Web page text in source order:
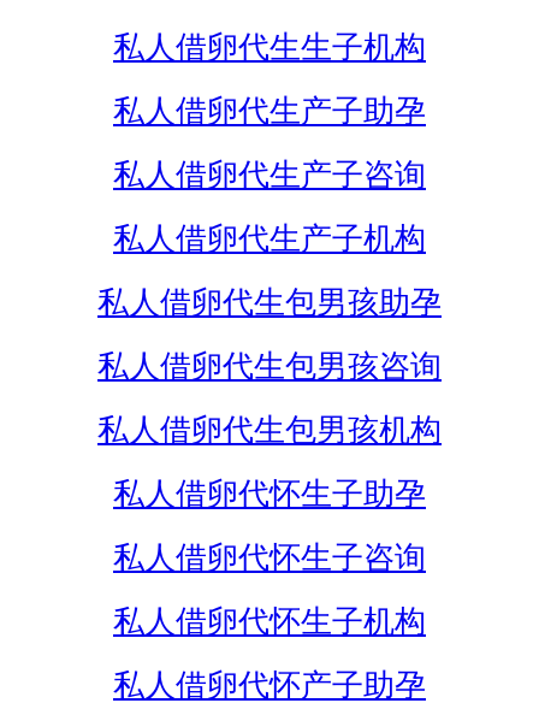
私人借卵代生生子机构
私人借卵代生产子助孕
私人借卵代生产子咨询
私人借卵代生产子机构
私人借卵代生包男孩助孕
私人借卵代生包男孩咨询
私人借卵代生包男孩机构
私人借卵代怀生子助孕
私人借卵代怀生子咨询
私人借卵代怀生子机构
私人借卵代怀产子助孕